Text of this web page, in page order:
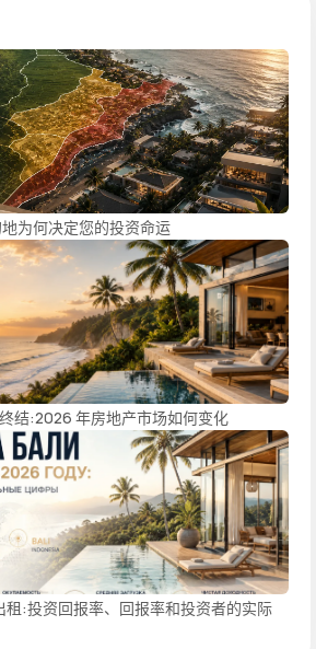
为何决定您的投资命运
结:2026 年房地产市场如何变化
:投资回报率、回报率和投资者的实际